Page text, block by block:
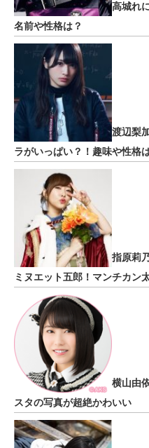
高城れ
名前や性格は？
渡辺梨
ラがいっぱい？！趣味や性格
指原莉
ミヌエット五郎！マンチカン
横山由
スタの写真が超絶かわいい